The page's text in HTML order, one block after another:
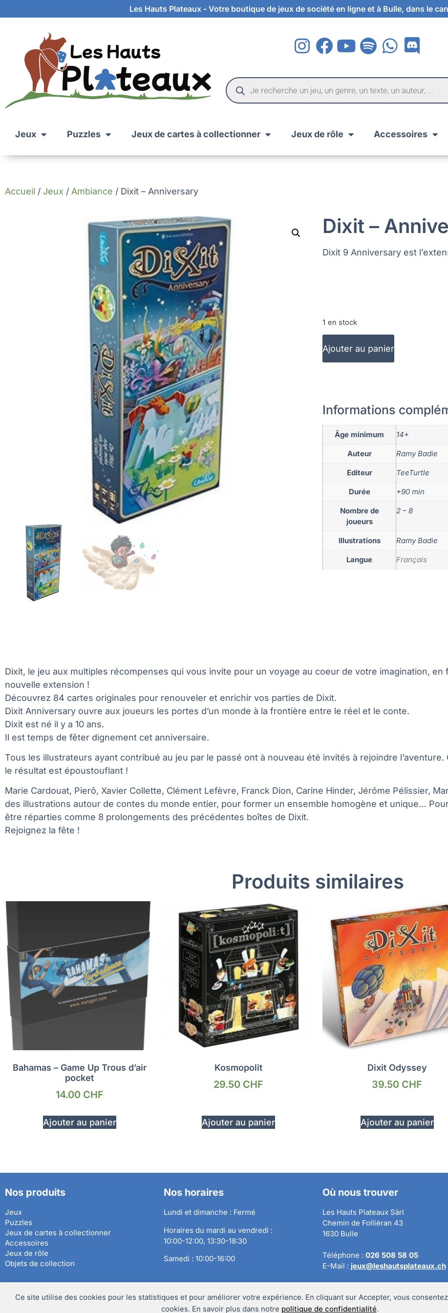
Ce site utilise des cookies pour les statistiques et pour améliorer votre expérience. En cliquant sur Accepter, vous
cookies. En savoir plus dans notre politique de confidentialité.
Préférences des cookies
Les Hauts Plateaux - Votre boutique de jeux de société en ligne et à Bulle, dans le
Jeux Puzzles Jeux de cartes à collectionner Jeux de rôle Accessoires
Accueil / Jeux / Ambiance / Dixit – Anniversary
Dixit –
Dixit 9 Anniversary est
1 en stock
Ajouter au panier
Informations
Âge minimum 14+
Auteur Ramy Badie
Editeur TeeTurtle
Durée +90 min
Nombre de
joueurs
2 – 8
Illustrations Ramy Badie
Langue Français
Dixit, le jeu aux multiples récompenses qui vous invite pour un voyage au coeur de votre imagination,
nouvelle extension !
Découvrez 84 cartes originales pour renouveler et enrichir vos parties de Dixit.
Dixit Anniversary ouvre aux joueurs les portes d’un monde à la frontière entre le réel et le conte.
Dixit est né il y a 10 ans.
Il est temps de fêter dignement cet anniversaire.
Tous les illustrateurs ayant contribué au jeu par le passé ont à nouveau été invités à rejoindre l’aventure.
le résultat est époustouflant !
Marie Cardouat, Pierô, Xavier Collette, Clément Lefèvre, Franck Dion, Carine Hinder, Jérôme Pélissier,
des illustrations autour de contes du monde entier, pour former un ensemble homogène et unique…
être réparties comme 8 prolongements des précédentes boîtes de Dixit.
Rejoignez la fête !
Produits similaires
Bahamas – Game Up Trous d’air
pocket
14.00 CHF
Ajouter au panier
Kosmopolit
29.50 CHF
Ajouter au panier
Dixit Odyssey
39.50 CHF
Ajouter au panier
Nos produits
Jeux
Puzzles
Jeux de cartes à collectionner
Accessoires
Jeux de rôle
Objets de collection
Nos horaires
Lundi et dimanche : Fermé
Horaires du mardi au vendredi :
10:00-12:00, 13:30-18:30
Samedi : 10:00-16:00
Où nous trouver
Les Hauts Plateaux Sàrl
Chemin de Folliéran 43
1630 Bulle
Téléphone : 026 508 58 05
E-Mail : jeux@leshautsplateaux.ch
@Copyright 2024 – Les Hauts Plateaux Sàrl